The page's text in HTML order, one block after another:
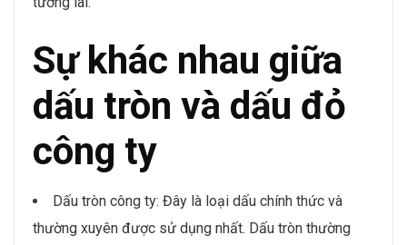
Sự khác nhau giữa
dấu tròn và dấu đỏ
công ty
Dấu tròn công ty: Đây là loại dấu chính thức và
thường xuyên được sử dụng nhất. Dấu tròn thường